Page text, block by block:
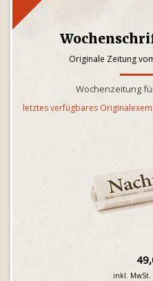
Originale Zeitung
Wochenzeitung
letztes verfügbares
inkl. MwSt.